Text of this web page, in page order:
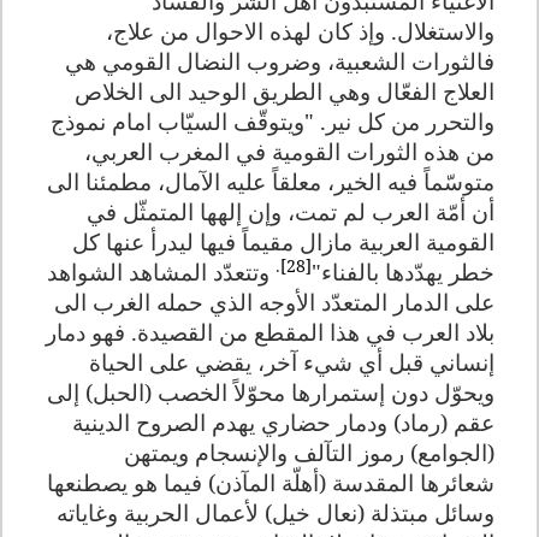
والاستغلال. وإذ كان لهذه الاحوال من علاج،
فالثورات الشعبية، وضروب النضال القومي هي
العلاج الفعّال وهي الطريق الوحيد الى الخلاص
والتحرر من كل نير. "ويتوقّف السيّاب امام نموذج
من هذه الثورات القومية في المغرب العربي،
متوسّماً فيه الخير، معلقاً عليه الآمال، مطمئنا الى
أن أمّة العرب لم تمت، وإن إلهها المتمثّل في
القومية العربية مازال مقيماً فيها ليدرأ عنها كل
خطر يهدّدها بالفناء"[28]
. وتتعدّد المشاهد الشواهد
على الدمار المتعدّد الأوجه الذي حمله الغرب الى
بلاد العرب في هذا المقطع من القصيدة. فهو دمار
إنساني قبل أي شيء آخر، يقضي على الحياة
ويحوّل دون إستمرارها محوّلاً الخصب (الحبل) إلى
عقم (رماد) ودمار حضاري يهدم الصروح الدينية
(الجوامع) رموز التآلف والإنسجام ويمتهن
شعائرها المقدسة (أهلّة المآذن) فيما هو يصطنعها
وسائل مبتذلة (نعال خيل) لأعمال الحربية وغاياته